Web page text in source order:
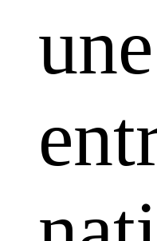
une